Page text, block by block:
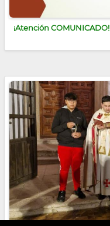
¡Atención COMUNICADO!